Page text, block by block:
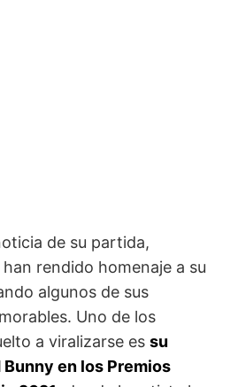
de su partida,
rendido homenaje a su
algunos de sus
Uno de los
a viralizarse es su
en los Premios